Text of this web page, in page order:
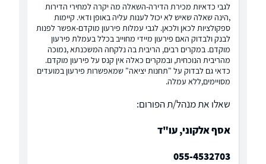
לגבי כדאיות מכירת הדירה-השאלה מה יקרה למחירי הדירות
,הינה שאלה שאיש לא יכול לענות עליה באופן ודאי. קיימות
ספקולציות לכאן ולכאן. לגבי עמלות פירעון מוקדם-אפשר לפנות
לבנק ולבדוק האם פירעון מיידי מחוייב בכלל בעמלת פירעון
מוקדם. במקרים רבים, הריבית בה נלקחה המשכנתא ,נמוכה
מהריבית הנוכחית, ובמקרים כאלה אין קנס על פירעון מוקדם.
כדאי גם לבדוק על "תחנות יציאה" שמאפשרות פירעון במועדים
מסויימים,ללא עמלה.
שאלו את מנהל/ת הפורום:
אסף אלקוני, עו"ד
055-4532703